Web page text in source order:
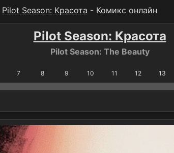
Pilot Season: Красота - Комикс онлайн
Pilot Season: Красота
Pilot Season: The Beauty
7 8 9 10 11 12 13